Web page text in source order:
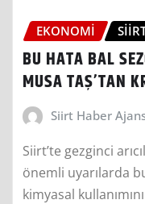
EKONOMI
BU HATA BAL
MUSA TAŞ’TAN
Siirt Haber
Siirt’te gezginci
önemli uyarılarda
kimyasal